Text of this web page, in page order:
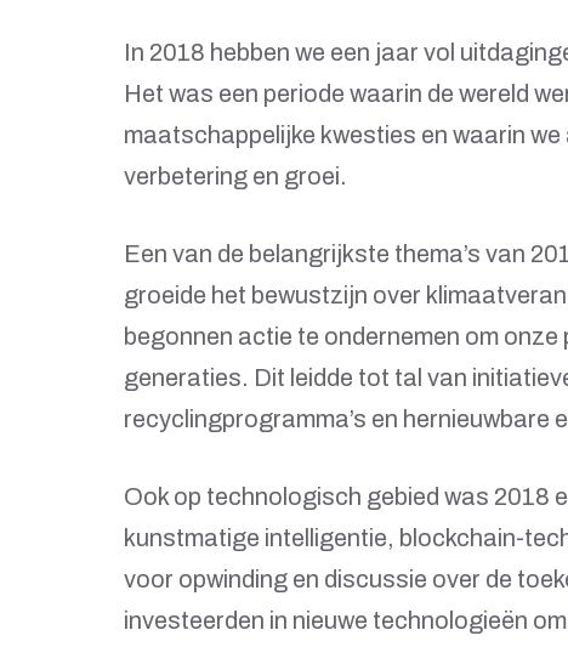
In 2018 hebben we een jaar vol
Het was een periode waarin de wereld
maatschappelijke kwesties en waarin
verbetering en groei.
Een van de belangrijkste thema’s van
groeide het bewustzijn over
begonnen actie te ondernemen om
generaties. Dit leidde tot tal van
recyclingprogramma’s en hernieuwbare
Ook op technologisch gebied was 2018
kunstmatige intelligentie, blockchain-
voor opwinding en discussie over de
investeerden in nieuwe technologieën